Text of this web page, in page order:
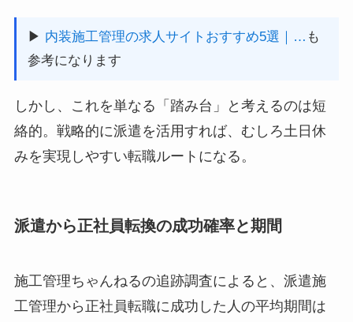
▶ 内装施工管理の求人サイトおすすめ5選｜… も
参考になります
しかし、これを単なる「踏み台」と考えるのは短
絡的。戦略的に派遣を活用すれば、むしろ土日休
みを実現しやすい転職ルートになる。
派遣から正社員転換の成功確率と期間
施工管理ちゃんねるの追跡調査によると、派遣施
工管理から正社員転職に成功した人の平均期間は